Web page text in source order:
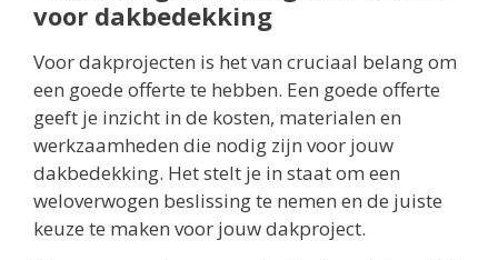
voor dakbedekking
Voor dakprojecten is het van cruciaal belang om
een goede offerte te hebben. Een goede offerte
geeft je inzicht in de kosten, materialen en
werkzaamheden die nodig zijn voor jouw
dakbedekking. Het stelt je in staat om een
weloverwogen beslissing te nemen en de juiste
keuze te maken voor jouw dakproject.